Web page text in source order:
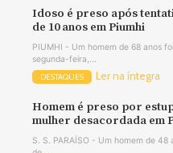
Idoso é preso após
de 10 anos em Piumhi
PIUMHI - Um homem de 68 anos
segunda-feira,...
DESTAQUES Ler na íntegra
Homem é preso por
mulher desacordada em
S. S. PARAÍSO - Um homem de